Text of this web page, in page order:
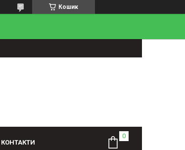
Кошик
КОНТАКТИ